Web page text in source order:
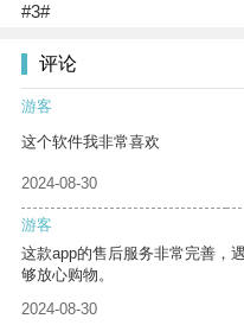
#3#
评论
游客
这个软件我非常喜欢
2024-08-30
游客
这款app的售后服务非常完善，
够放心购物。
2024-08-30